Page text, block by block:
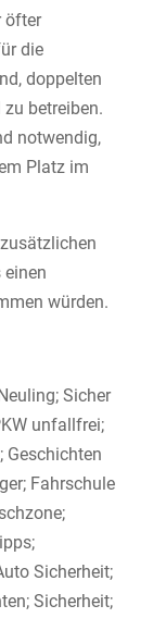
öfter
die
doppelten
betreiben.
notwendig,
Platz im
würden.
Sicher
unfallfrei;
Geschichten
Fahrschule
Sicherheit;
Sicherheit;